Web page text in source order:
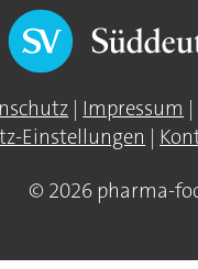
| Impressum |
Einstellungen |
© 2026 pharma-